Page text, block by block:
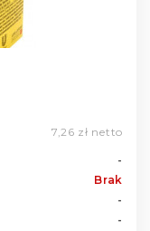
7,26 zł netto
-
Brak
-
-